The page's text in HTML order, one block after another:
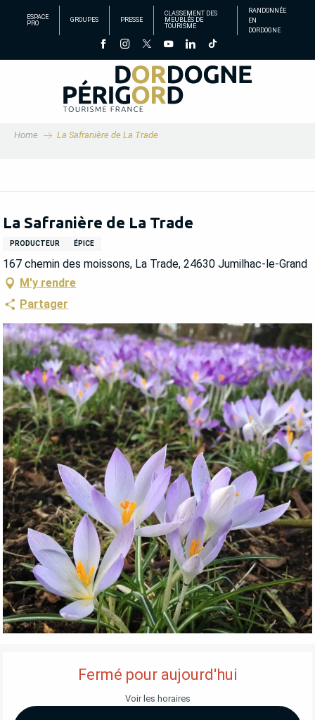
principal
ESPACE
PRO
GROUPES PRESSE
CLASSEMENT DES
MEUBLÉS DE
TOURISME
RANDONNÉE
EN
DORDOGNE
Home La Safranière de La Trade
La Safranière de La Trade
PRODUCTEUR ÉPICE
167 chemin des moissons, La Trade, 24630 Jumilhac-le-Grand
M'y rendre
Partager
OUVERTURE ET COORDONNÉES
Fermé pour aujourd'hui
Voir les horaires